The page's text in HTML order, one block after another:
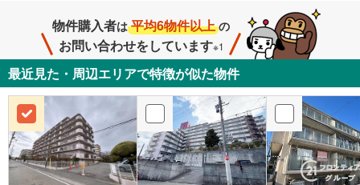
物件購入者は 平均6物件以上 の
お問い合わせをしています※1
最近見た・周辺エリアで特徴が似た物件